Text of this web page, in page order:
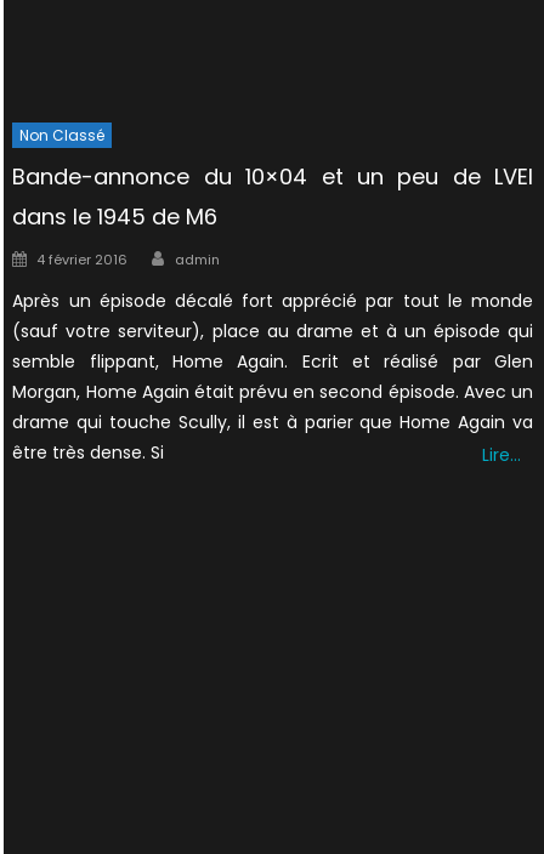
Non Classé
Bande-annonce du 10×04 et un peu de LVEI
dans le 1945 de M6
Posted
4 février 2016 Author
admin
Après un épisode décalé fort apprécié par tout le monde
(sauf votre serviteur), place au drame et à un épisode qui
semble flippant, Home Again. Ecrit et réalisé par Glen
Morgan, Home Again était prévu en second épisode. Avec un
drame qui touche Scully, il est à parier que Home Again va
être très dense. Si
Lire…